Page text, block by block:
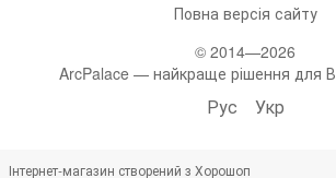
Повна версія сайту
© 2014—2026
ArcPalace — найкраще рішення для
Рус Укр
Інтернет-магазин створений з Хорошоп